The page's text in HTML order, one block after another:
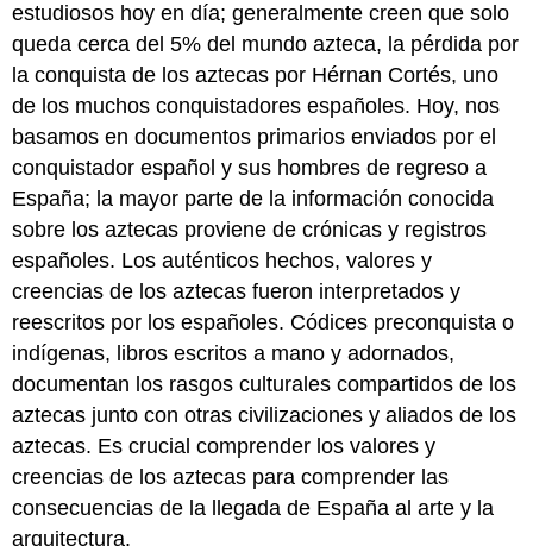
estudiosos hoy en día; generalmente creen que solo
queda cerca del 5% del mundo azteca, la pérdida por
la conquista de los aztecas por Hérnan Cortés, uno
de los muchos conquistadores españoles. Hoy, nos
basamos en documentos primarios enviados por el
conquistador español y sus hombres de regreso a
España; la mayor parte de la información conocida
sobre los aztecas proviene de crónicas y registros
españoles. Los auténticos hechos, valores y
creencias de los aztecas fueron interpretados y
reescritos por los españoles. Códices preconquista o
indígenas, libros escritos a mano y adornados,
documentan los rasgos culturales compartidos de los
aztecas junto con otras civilizaciones y aliados de los
aztecas. Es crucial comprender los valores y
creencias de los aztecas para comprender las
consecuencias de la llegada de España al arte y la
arquitectura.